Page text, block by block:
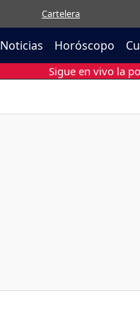
Cartelera
Noticias Horóscopo
Sigue en vivo la